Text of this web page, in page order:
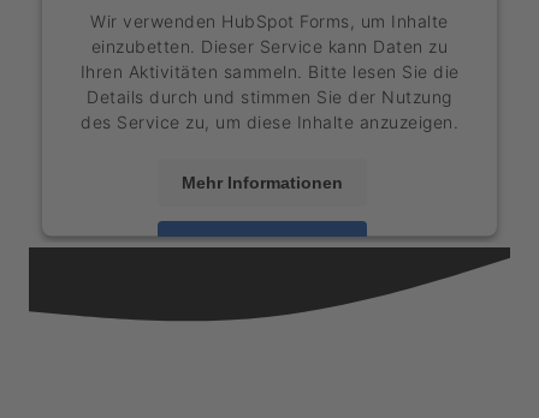
Wir verwenden HubSpot Forms, um Inhalte
einzubetten. Dieser Service kann Daten zu
Ihren Aktivitäten sammeln. Bitte lesen Sie die
Details durch und stimmen Sie der Nutzung
des Service zu, um diese Inhalte anzuzeigen.
Mehr Informationen
Akzeptieren
Usercentrics Consent
Management Platform&eRecht24